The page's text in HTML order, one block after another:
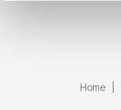
Home